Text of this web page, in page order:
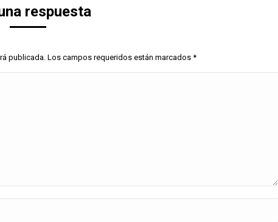
respuesta
publicada. Los campos requeridos están marcados *